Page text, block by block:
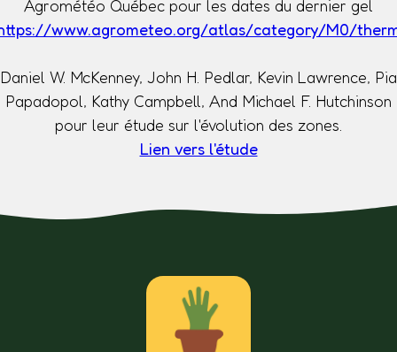
Agrométéo Québec pour les dates du dernier gel
www.agrometeo.org/atlas/category/M0/
Daniel W. McKenney, John H. Pedlar, Kevin Lawrence, Pia
Papadopol, Kathy Campbell, And Michael F. Hutchinson
pour leur étude sur l'évolution des zones.
Lien vers l'étude